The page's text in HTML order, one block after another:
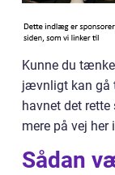
Kunne du
jævnligt kan gå
havnet det
mere på vej her
Sådan